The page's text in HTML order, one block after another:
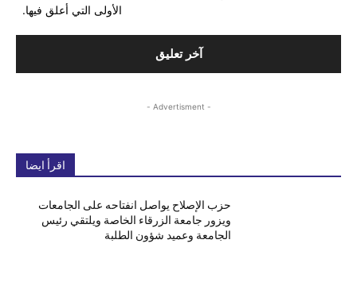
الأولى التي أعلق فيها.
- Advertisment -
اقرأ ايضا
حزب الإصلاح يواصل انفتاحه على الجامعات
ويزور جامعة الزرقاء الخاصة ويلتقي رئيس
الجامعة وعميد شؤون الطلبة